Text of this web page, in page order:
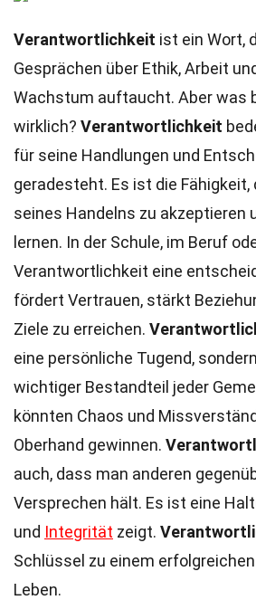
Verantwortlichkeit ist ein Wort,
Gesprächen über Ethik, Arbeit
Wachstum auftaucht. Aber was
wirklich? Verantwortlichkeit
für seine Handlungen und
geradesteht. Es ist die Fähigkeit,
seines Handelns zu akzeptieren
lernen. In der Schule, im Beruf
Verantwortlichkeit eine
fördert Vertrauen, stärkt
Ziele zu erreichen.
eine persönliche Tugend,
wichtiger Bestandteil jeder
könnten Chaos und
Oberhand gewinnen.
auch, dass man anderen
Versprechen hält. Es ist eine
und Integrität zeigt.
Schlüssel zu einem
Leben.